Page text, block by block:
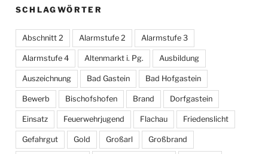
SCHLAGWÖRTER
Abschnitt 2 Alarmstufe 2 Alarmstufe 3
Alarmstufe 4 Altenmarkt i. Pg. Ausbildung
Auszeichnung Bad Gastein Bad Hofgastein
Bewerb Bischofshofen Brand Dorfgastein
Einsatz Feuerwehrjugend Flachau Friedenslicht
Gefahrgut Gold Großarl Großbrand